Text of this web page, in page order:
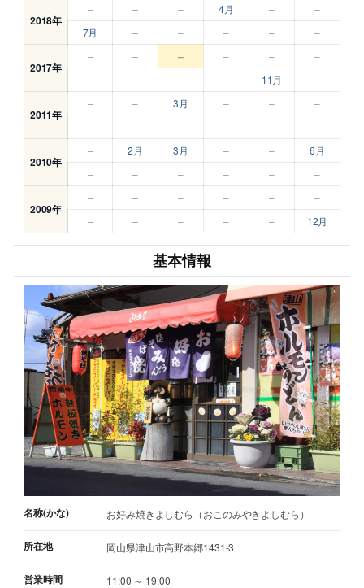
2018年
– – – 4月 –
–
7月
– – – – –
2017年
– – – – –
–
–
– – – 11月 –
2011年
– – 3月 – –
–
–
– – – – –
2010年
– 2月 3月 – –
6月
–
– – – – –
2009年
– – – – –
–
–
– – – – 12月
基本情報
名称(かな) お好み焼きよしむら（おこのみやきよしむら）
所在地 岡山県津山市高野本郷1431-3
営業時間
11:00 ～ 19:00